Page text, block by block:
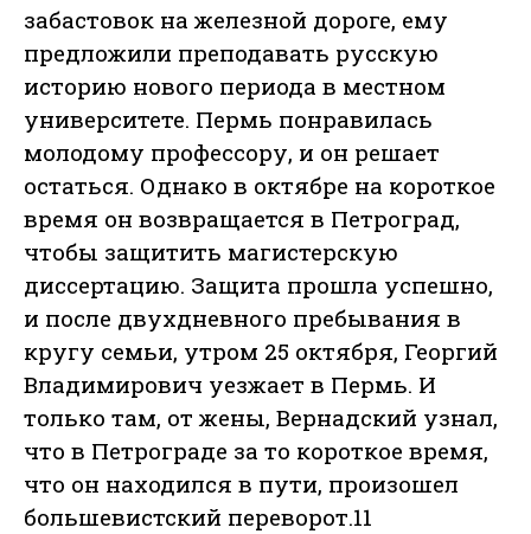
забастовок на железной дороге, ему
предложили преподавать русскую
историю нового периода в местном
университете. Пермь понравилась
молодому профессору, и он решает
остаться. Однако в октябре на короткое
время он возвращается в Петроград,
чтобы защитить магистерскую
диссертацию. Защита прошла успешно,
и после двухдневного пребывания в
кругу семьи, утром 25 октября, Георгий
Владимирович уезжает в Пермь. И
только там, от жены, Вернадский узнал,
что в Петрограде за то короткое время,
что он находился в пути, произошел
большевистский переворот.11